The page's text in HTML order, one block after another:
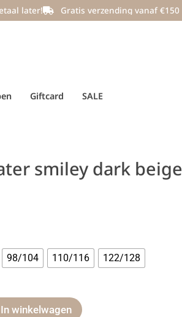
later! Gratis verzending vanaf €150
Giftcard SALE
smiley dark beige
98/104 110/116 122/128
In winkelwagen